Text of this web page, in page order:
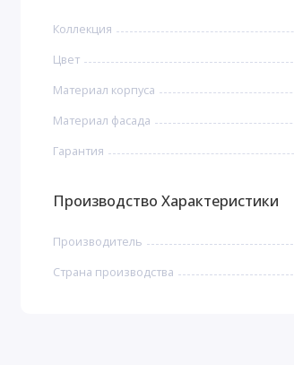
Коллекция
Цвет
Материал корпуса
Материал фасада
Гарантия
Производство Характеристики
Производитель
Страна производства